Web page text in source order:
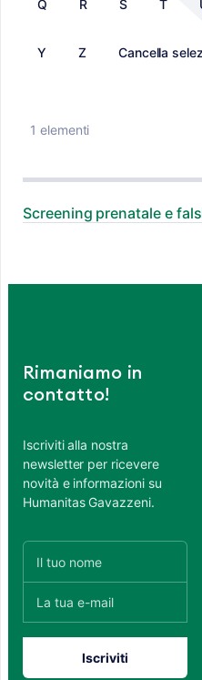
Q R S T
Y Z Cancella
1 elementi
Screening prenatale e
Rimaniamo in
contatto!
Iscriviti alla nostra
newsletter per ricevere
novità e informazioni su
Humanitas Gavazzeni.